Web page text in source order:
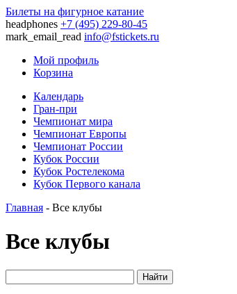
Билеты на фигурное катание
headphones +7 (495) 229-80-45
mark_email_read info@fstickets.ru
Мой профиль
Корзина
Календарь
Гран-при
Чемпионат мира
Чемпионат Европы
Чемпионат России
Кубок России
Кубок Ростелекома
Кубок Первого канала
Главная - Все клубы
Все клубы
Найти